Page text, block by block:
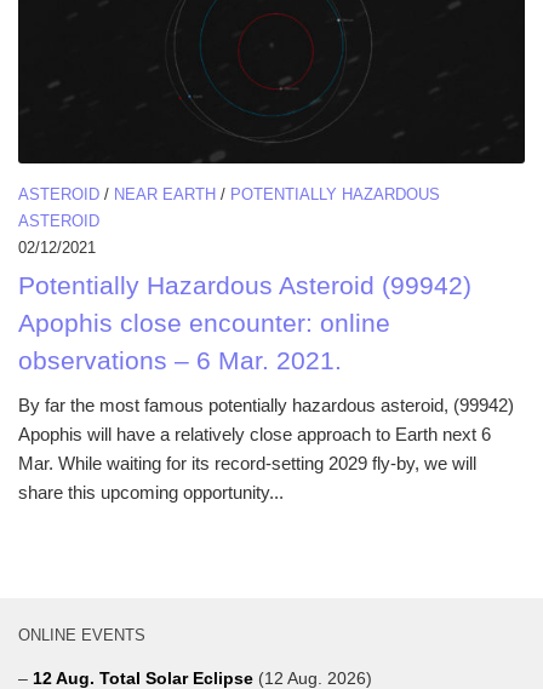
ASTEROID / NEAR EARTH / POTENTIALLY HAZARDOUS
ASTEROID
02/12/2021
Potentially Hazardous Asteroid (99942)
Apophis close encounter: online
observations – 6 Mar. 2021.
By far the most famous potentially hazardous asteroid, (99942)
Apophis will have a relatively close approach to Earth next 6
Mar. While waiting for its record-setting 2029 fly-by, we will
share this upcoming opportunity...
ONLINE EVENTS
– 12 Aug. Total Solar Eclipse (12 Aug. 2026)